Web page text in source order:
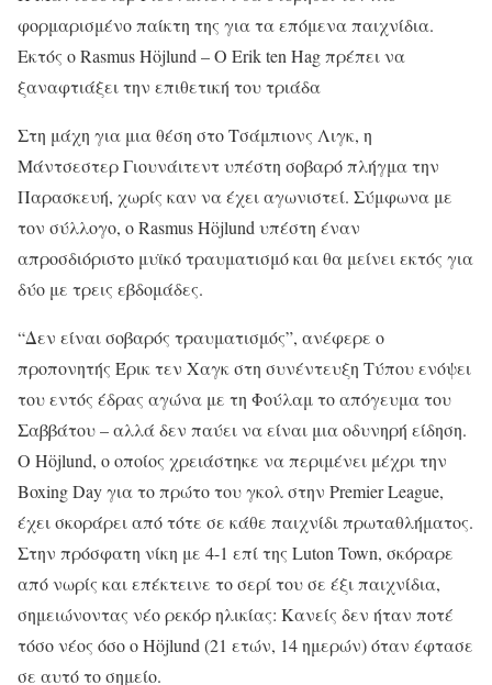
φορμαρισμένο παίκτη της για τα επόμενα παιχνίδια.
Εκτός ο Rasmus Höjlund – Ο Erik ten Hag πρέπει να
ξαναφτιάξει την επιθετική του τριάδα
Στη μάχη για μια θέση στο Τσάμπιονς Λιγκ, η
Μάντσεστερ Γιουνάιτεντ υπέστη σοβαρό πλήγμα την
Παρασκευή, χωρίς καν να έχει αγωνιστεί. Σύμφωνα με
τον σύλλογο, ο Rasmus Höjlund υπέστη έναν
απροσδιόριστο μυϊκό τραυματισμό και θα μείνει εκτός για
δύο με τρεις εβδομάδες.
“Δεν είναι σοβαρός τραυματισμός”, ανέφερε ο
προπονητής Έρικ τεν Χαγκ στη συνέντευξη Τύπου ενόψει
του εντός έδρας αγώνα με τη Φούλαμ το απόγευμα του
Σαββάτου – αλλά δεν παύει να είναι μια οδυνηρή είδηση.
Ο Höjlund, ο οποίος χρειάστηκε να περιμένει μέχρι την
Boxing Day για το πρώτο του γκολ στην Premier League,
έχει σκοράρει από τότε σε κάθε παιχνίδι πρωταθλήματος.
Στην πρόσφατη νίκη με 4-1 επί της Luton Town, σκόραρε
από νωρίς και επέκτεινε το σερί του σε έξι παιχνίδια,
σημειώνοντας νέο ρεκόρ ηλικίας: Κανείς δεν ήταν ποτέ
τόσο νέος όσο ο Höjlund (21 ετών, 14 ημερών) όταν έφτασε
σε αυτό το σημείο.